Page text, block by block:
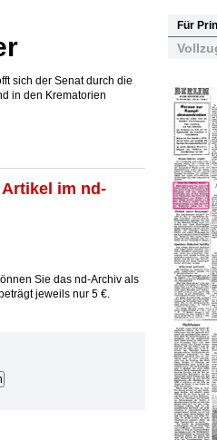
sich der Senat durch die
in den Krematorien
im nd-
Sie das nd-Archiv als
jeweils nur 5 €.
Für